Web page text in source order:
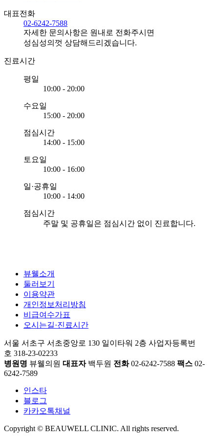
대표전화
02-6242-7588
자세한 문의사항은 원내로 전화주시면
성심성의껏 상담해드리겠습니다.
진료시간
평일
10:00 - 20:00
수요일
15:00 - 20:00
점심시간
14:00 - 15:00
토요일
10:00 - 16:00
일·공휴일
10:00 - 14:00
점심시간
주말 및 공휴일은 점심시간 없이 진료합니다.
뷰웰소개
둘러보기
이용약관
개인정보처리방침
비급여수가표
오시는길·진료시간
서울 서초구 서초중앙로 130 일이타워 2층 사업자등록번
호 318-23-02233
병원명 뷰웰의원 대표자백두원 전화02-6242-7588 팩스 02-
6242-7589
인스타
블로그
카카오톡채널
Copyright © BEAUWELL CLINIC. All rights reserved.